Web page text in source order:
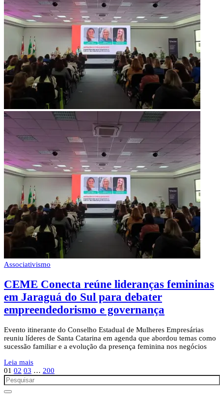
Associativismo
CEME Conecta reúne lideranças femininas
em Jaraguá do Sul para debater
empreendedorismo e governança
Evento itinerante do Conselho Estadual de Mulheres Empresárias
reuniu líderes de Santa Catarina em agenda que abordou temas como
sucessão familiar e a evolução da presença feminina nos negócios
Leia mais
01 02 03 … 200